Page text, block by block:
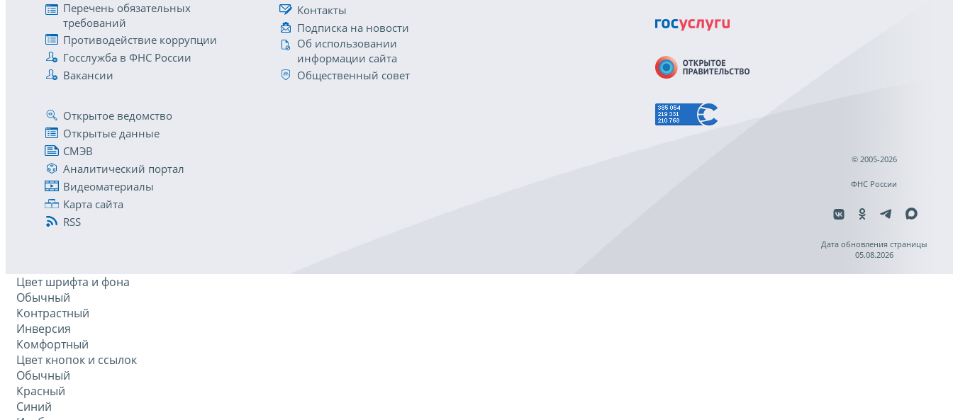
Перечень обязательных
требований
Противодействие коррупции
Госслужба в ФНС России
Вакансии
Контакты
Подписка на новости
Об использовании
информации сайта
Общественный совет
Открытое ведомство
Открытые данные
СМЭВ
Аналитический портал
Видеоматериалы
Карта сайта
RSS
© 2005-2026
ФНС России
Дата обновления страницы
05.08.2026
Цвет шрифта и фона
Обычный
Контрастный
Инверсия
Комфортный
Цвет кнопок и ссылок
Обычный
Красный
Синий